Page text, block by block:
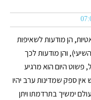
הן מודעות לשאיפות
והן מודעות לכך
פשוט היום הוא מרגיע
ספק שמדינות ערב יהיו
ימשיך בתרדמתו ויתן